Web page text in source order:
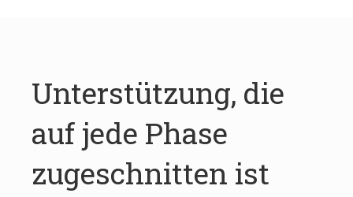
Unterstützung, die
auf jede Phase
zugeschnitten ist